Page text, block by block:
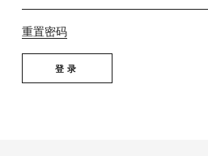
重置密码
登录